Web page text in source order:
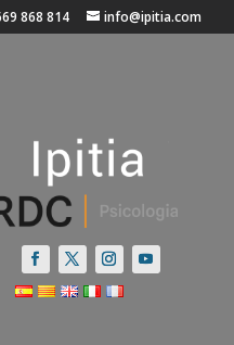
868 814 info@ipitia.com